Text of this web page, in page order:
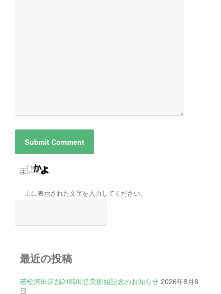
上に表示された文字を入力してください。
最近の投稿
若松河田店舗24時間営業開始記念のお知らせ 2026年8月8
日